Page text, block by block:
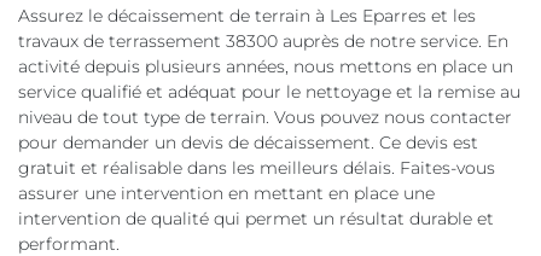
Assurez le décaissement de terrain à Les Eparres et les
travaux de terrassement 38300 auprès de notre service. En
activité depuis plusieurs années, nous mettons en place un
service qualifié et adéquat pour le nettoyage et la remise au
niveau de tout type de terrain. Vous pouvez nous contacter
pour demander un devis de décaissement. Ce devis est
gratuit et réalisable dans les meilleurs délais. Faites-vous
assurer une intervention en mettant en place une
intervention de qualité qui permet un résultat durable et
performant.